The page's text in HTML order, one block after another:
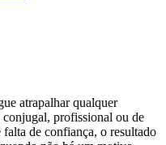
atrapalhar qualquer
profissional ou de
falta de confiança, o resultado